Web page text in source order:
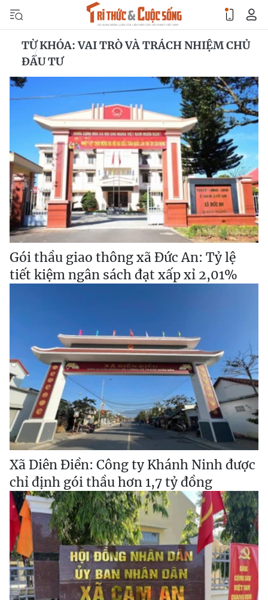
TỪ KHÓA: VAI TRÒ VÀ TRÁCH NHIỆM CHỦ
ĐẦU TƯ
Gói thầu giao thông xã Đức An: Tỷ lệ
tiết kiệm ngân sách đạt xấp xỉ 2,01%
Xã Diên Điền: Công ty Khánh Ninh được
chỉ định gói thầu hơn 1,7 tỷ đồng